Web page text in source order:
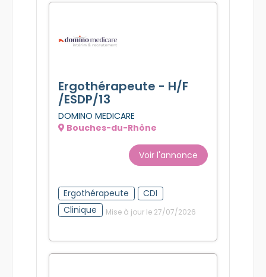
Ergothérapeute - H/F
/ESDP/13
DOMINO MEDICARE
Bouches-du-Rhône
Voir l'annonce
Ergothérapeute
CDI
Clinique
Mise à jour le 27/07/2026